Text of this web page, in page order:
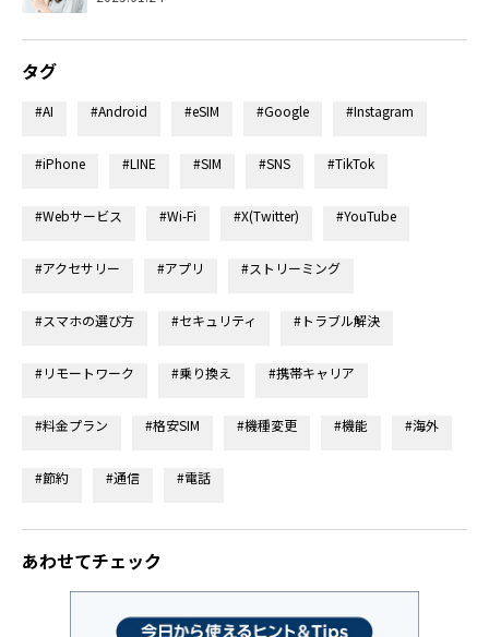
タグ
#AI #Android #eSIM #Google #Instagram
#iPhone #LINE #SIM #SNS #TikTok
#Webサービス #Wi-Fi #X(Twitter) #YouTube
#アクセサリー #アプリ #ストリーミング
#スマホの選び方 #セキュリティ #トラブル解決
#リモートワーク #乗り換え #携帯キャリア
#料金プラン #格安SIM #機種変更 #機能 #海外
#節約 #通信 #電話
あわせてチェック